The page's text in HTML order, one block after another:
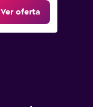
Ver oferta